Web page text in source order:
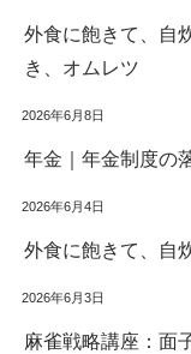
外食に飽きて、自
き、オムレツ
2026年6月8日
年金｜年金制度の
2026年6月4日
外食に飽きて、自
2026年6月3日
麻雀戦略講座：面